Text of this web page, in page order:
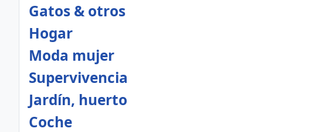
Gatos & otros
Hogar
Moda mujer
Supervivencia
Jardín, huerto
Coche